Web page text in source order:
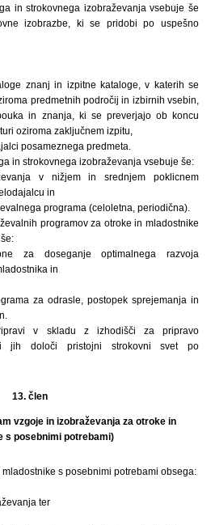
in strokovnega izobraževanja vsebuje še
izobrazbe, ki se pridobi po uspešno
znanj in izpitne kataloge, v katerih se
predmetnih področij in izbirnih vsebin,
in znanja, ki se preverjajo ob koncu
oziroma zaključnem izpitu,
posameznega predmeta.
in strokovnega izobraževanja vsebuje še:
v nižjem in srednjem poklicnem
in
programa (celoletna, periodična).
programov za otroke in mladostnike
za doseganje optimalnega razvoja
in
za odrasle, postopek sprejemanja in
v skladu z izhodišči za pripravo
jih določi pristojni strokovni svet po
13. člen
vzgoje in izobraževanja za otroke in
s posebnimi potrebami)
s posebnimi potrebami obsega:
ter